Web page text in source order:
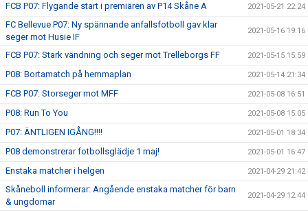
FCB P07: Flygande start i premiären av P14 Skåne A 2021-05-21 22:24
FC Bellevue P07: Ny spännande anfallsfotboll gav klar
seger mot Husie IF
2021-05-16 19:16
FCB P07: Stark vändning och seger mot Trelleborgs FF 2021-05-15 15:59
P08: Bortamatch på hemmaplan 2021-05-14 21:34
FCB P07: Storseger mot MFF 2021-05-08 16:51
P08: Run To You 2021-05-08 15:05
P07: ÄNTLIGEN IGÅNG!!!! 2021-05-01 18:34
P08 demonstrerar fotbollsglädje 1 maj! 2021-05-01 16:47
Enstaka matcher i helgen 2021-04-29 21:42
Skåneboll informerar: Angående enstaka matcher för barn
& ungdomar
2021-04-29 12:44